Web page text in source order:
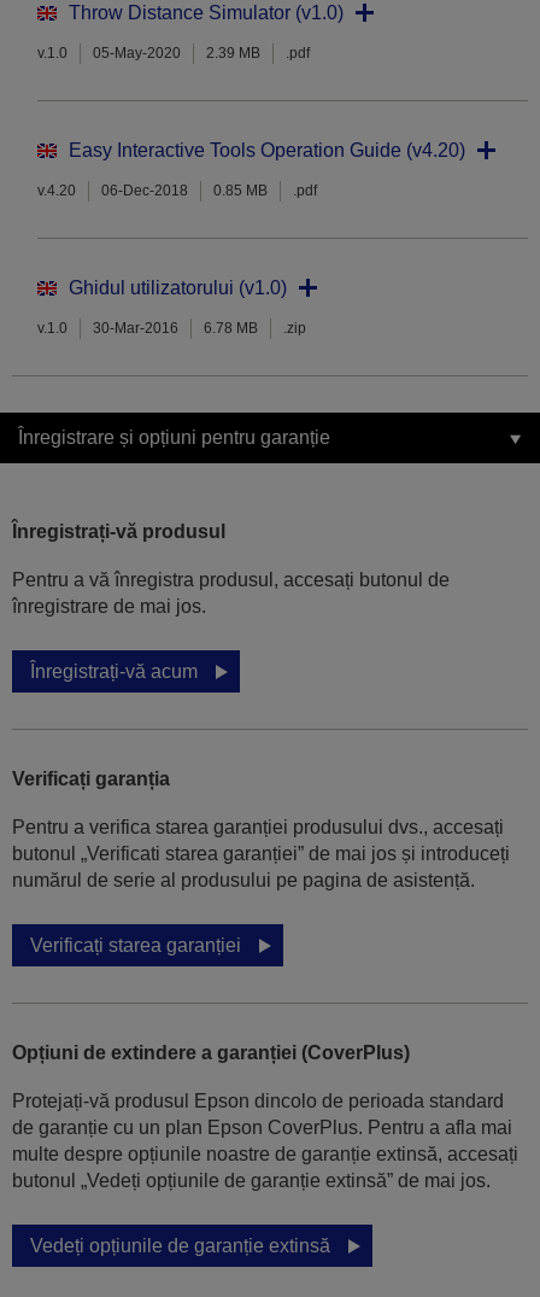
Throw Distance Simulator (v1.0)
v.1.0 05-May-2020 2.39 MB .pdf
Easy Interactive Tools Operation Guide (v4.20)
v.4.20 06-Dec-2018 0.85 MB .pdf
Ghidul utilizatorului (v1.0)
v.1.0 30-Mar-2016 6.78 MB .zip
Înregistrare și opțiuni pentru garanție
Înregistrați-vă produsul
Pentru a vă înregistra produsul, accesați butonul de
înregistrare de mai jos.
Înregistrați-vă acum
Verificați garanția
Pentru a verifica starea garanției produsului dvs., accesați
butonul „Verificati starea garanției” de mai jos și introduceți
numărul de serie al produsului pe pagina de asistență.
Verificați starea garanției
Opțiuni de extindere a garanției (CoverPlus)
Protejați-vă produsul Epson dincolo de perioada standard
de garanție cu un plan Epson CoverPlus. Pentru a afla mai
multe despre opțiunile noastre de garanție extinsă, accesați
butonul „Vedeți opțiunile de garanție extinsă” de mai jos.
Vedeți opțiunile de garanție extinsă